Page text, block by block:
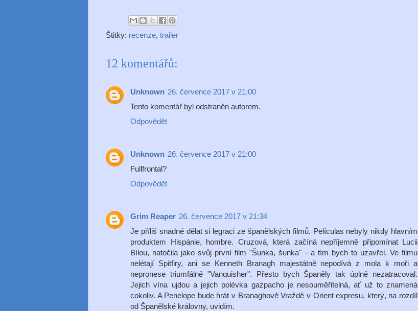
Štitky: recenze, trailer
12 komentářů:
Unknown 26. července 2017 v 21:00
Tento komentář byl odstraněn autorem.
Odpovědět
Unknown 26. července 2017 v 21:00
Fullfrontal?
Odpovědět
Grim Reaper 26. července 2017 v 21:34
Je příliš snadné dělat si legraci ze španělských filmů. Películas nebyly nikdy hlavním
produktem Hispánie, hombre. Cruzová, která začíná nepříjemně připomínat Lucii
Bílou, natočila jako svůj první film "Šunka, šunka" - a tím bych to uzavřel. Ve filmu
nelétají Spitfiry, ani se Kenneth Branagh majestátně nepodívá z mola k moři a
nepronese triumfálně "Vanquisher". Přesto bych Španěly tak úplně nezatracoval.
Jejich vína ujdou a jejich polévka gazpacho je nesouměřitelná, ať už to znamená
cokoliv. A Penelope bude hrát v Branaghově Vraždě v Orient expresu, který, na rozdíl
od Španělské královny, uvidím.